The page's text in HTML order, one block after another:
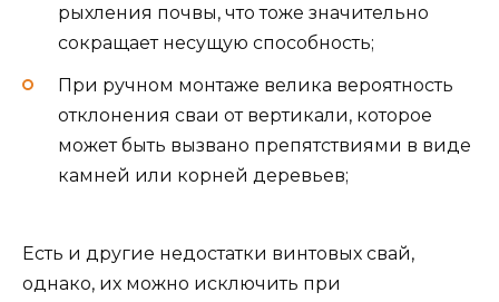
рыхления почвы, что тоже значительно
сокращает несущую способность;
При ручном монтаже велика вероятность
отклонения сваи от вертикали, которое
может быть вызвано препятствиями в виде
камней или корней деревьев;
Есть и другие недостатки винтовых свай,
однако, их можно исключить при